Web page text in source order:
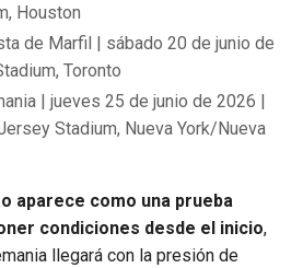
Houston
de Marfil | sábado 20 de junio de
Toronto
| jueves 25 de junio de 2026 |
Stadium, Nueva York/Nueva
aparece como una prueba
condiciones desde el inicio,
llegará con la presión de